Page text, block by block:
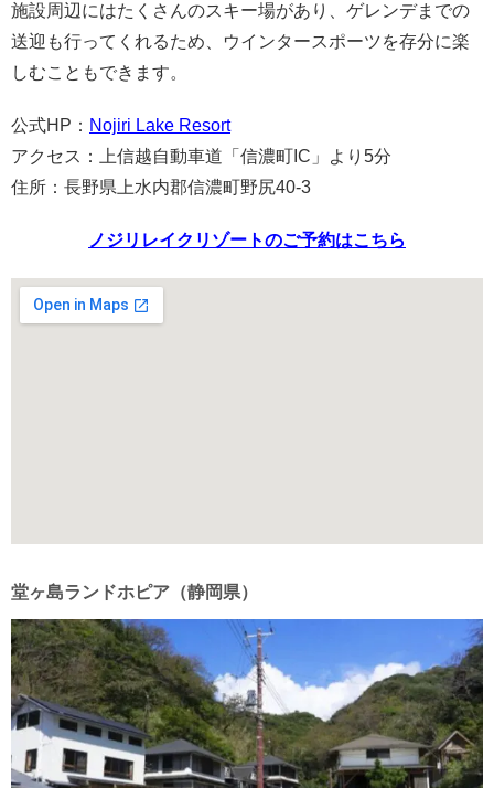
施設周辺にはたくさんのスキー場があり、ゲレンデまでの
送迎も行ってくれるため、ウインタースポーツを存分に楽
しむこともできます。
公式HP： Nojiri Lake Resort
アクセス：上信越自動車道「信濃町IC」より5分
住所：長野県上水内郡信濃町野尻40-3
ノジリレイクリゾートのご予約はこちら
堂ヶ島ランドホピア（静岡県）